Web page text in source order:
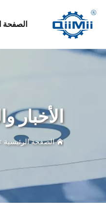
الصفحة
الأخبار
الصفحة الرئيسية